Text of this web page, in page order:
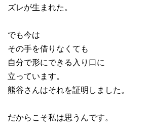
ズレが生まれた。
でも今は
その手を借りなくても
自分で形にできる入り口に
立っています。
熊谷さんはそれを証明しました。
だからこそ私は思うんです。